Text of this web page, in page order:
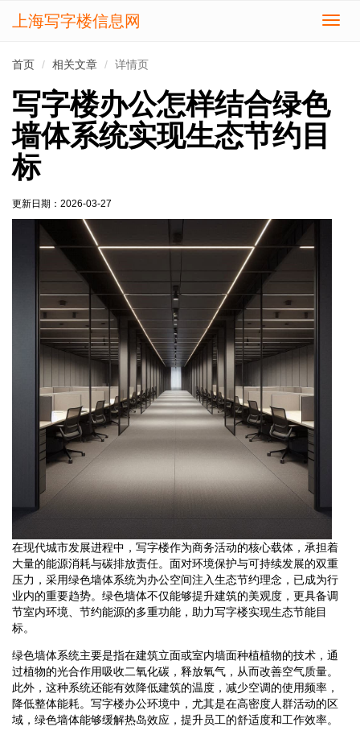
切
上海写字楼信息网
首页 相关文章 详情页
写字楼办公怎样结合绿色
墙体系统实现生态节约目
标
更新日期： 2026-03-27
在现代城市发展进程中，写字楼作为商务活动的核心载体，承担着
大量的能源消耗与碳排放责任。面对环境保护与可持续发展的双重
压力，采用绿色墙体系统为办公空间注入生态节约理念，已成为行
业内的重要趋势。绿色墙体不仅能够提升建筑的美观度，更具备调
节室内环境、节约能源的多重功能，助力写字楼实现生态节能目
标。
绿色墙体系统主要是指在建筑立面或室内墙面种植植物的技术，通
过植物的光合作用吸收二氧化碳，释放氧气，从而改善空气质量。
此外，这种系统还能有效降低建筑的温度，减少空调的使用频率，
降低整体能耗。写字楼办公环境中，尤其是在高密度人群活动的区
域，绿色墙体能够缓解热岛效应，提升员工的舒适度和工作效率。